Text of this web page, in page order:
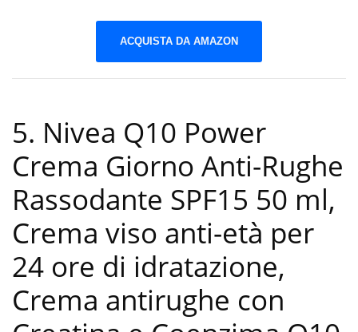
ACQUISTA DA AMAZON
5. Nivea Q10 Power
Crema Giorno Anti-Rughe
Rassodante SPF15 50 ml,
Crema viso anti-età per
24 ore di idratazione,
Crema antirughe con